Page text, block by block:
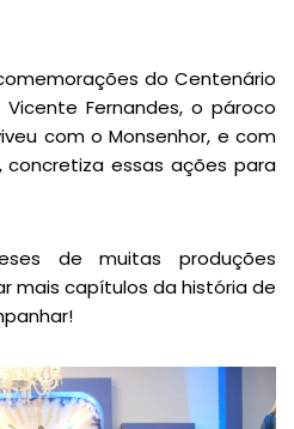
do Centenário
Fernandes, o pároco
com o Monsenhor, e com
essas ações para
de muitas produções
mais capítulos da história de